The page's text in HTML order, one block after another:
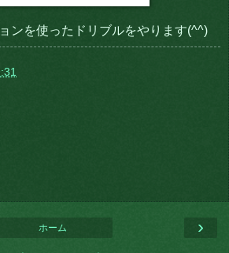
ンを使ったドリブルをやります(^^)
›
ホーム